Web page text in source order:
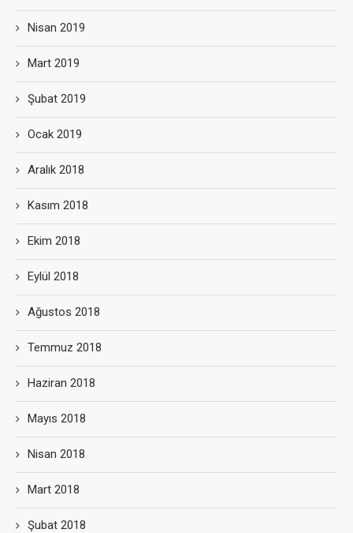
Nisan 2019
Mart 2019
Şubat 2019
Ocak 2019
Aralık 2018
Kasım 2018
Ekim 2018
Eylül 2018
Ağustos 2018
Temmuz 2018
Haziran 2018
Mayıs 2018
Nisan 2018
Mart 2018
Şubat 2018